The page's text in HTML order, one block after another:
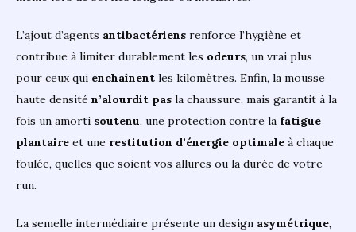
L’ajout d’agents antibactériens renforce l’hygiène et
contribue à limiter durablement les odeurs, un vrai plus
pour ceux qui enchaînent les kilomètres. Enfin, la mousse
haute densité n’alourdit pas la chaussure, mais garantit à la
fois un amorti soutenu, une protection contre la fatigue
plantaire et une restitution d’énergie optimale à chaque
foulée, quelles que soient vos allures ou la durée de votre
run.
La semelle intermédiaire présente un design asymétrique,